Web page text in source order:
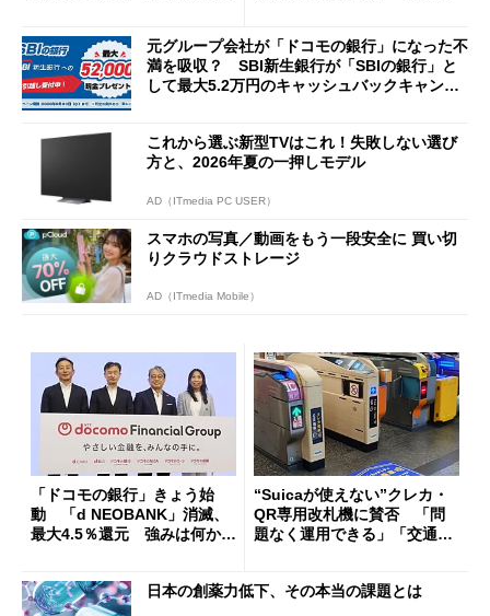
元グループ会社が「ドコモの銀行」になった不
満を吸収？ SBI新生銀行が「SBIの銀行」と
して最大5.2万円のキャッシュバックキャンペ
これから選ぶ新型TVはこれ！失敗しない選び
方と、2026年夏の一押しモデル
AD（ITmedia PC USER）
スマホの写真／動画をもう一段安全に 買い切
りクラウドストレージ
AD（ITmedia Mobile）
「ドコモの銀行」きょう始
動 「d NEOBANK」消滅、
最大4.5％還元 強みは何か解
“Suicaが使えない”クレカ・
QR専用改札機に賛否 「問
題なく運用できる」「交通系I
日本の創薬力低下、その本当の課題とは